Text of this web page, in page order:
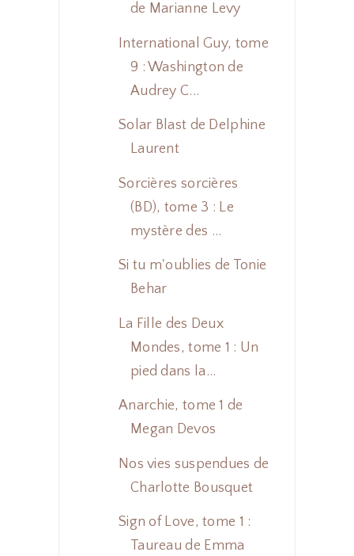
de Marianne Levy
International Guy, tome
9 : Washington de
Audrey C...
Solar Blast de Delphine
Laurent
Sorcières sorcières
(BD), tome 3 : Le
mystère des ...
Si tu m'oublies de Tonie
Behar
La Fille des Deux
Mondes, tome 1 : Un
pied dans la...
Anarchie, tome 1 de
Megan Devos
Nos vies suspendues de
Charlotte Bousquet
Sign of Love, tome 1 :
Taureau de Emma